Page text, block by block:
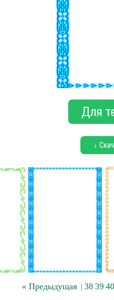
Для
↓
« Предыдущая| 38 39 40